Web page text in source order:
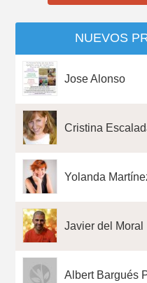
NUEVOS
Jose Alonso
Cristina
Yolanda
Javier del Moral
Albert Bargués